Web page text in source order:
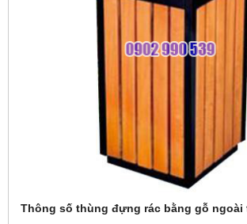
Thông số thùng đựng rác bằng gỗ ngoài